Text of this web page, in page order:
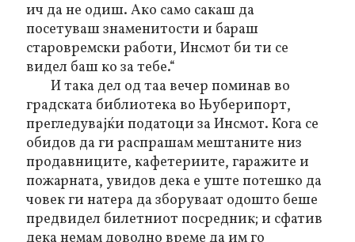
ич да не одиш. Ако само сакаш да
посетуваш знаменитости и бараш
старовремски работи, Инсмот би ти се
видел баш ко за тебе.“
И така дел од таа вечер поминав во
градската библиотека во Њуберипорт,
прегледувајќи податоци за Инсмот. Кога се
обидов да ги распрашам мештаните низ
продавниците, кафетериите, гаражите и
пожарната, увидов дека е уште потешко да
човек ги натера да зборуваат одошто беше
предвидел билетниот посредник; и сфатив